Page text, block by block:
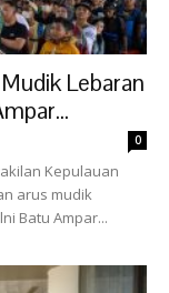
Lebaran
0
Kepulauan
arus mudik
Batu Ampar...